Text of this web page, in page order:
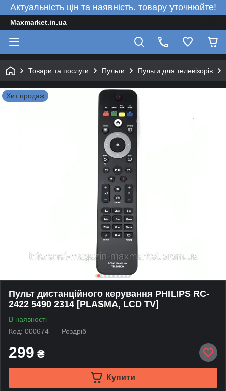
Актуальність цін та наявність. товару уточнюйте!
Maxmarket.in.ua
Товари та послуги Пульти Пульти для телевізорів
Хит продаж
Пульт дистанційного керування PHILIPS RC-
2422 5490 2314 [PLASMA, LCD TV]
В наявності
Код: 000674
Роздріб
299 ₴
Купити